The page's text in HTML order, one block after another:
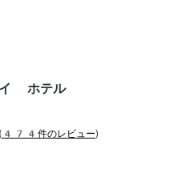
ホテル
( 474件のレビュー)